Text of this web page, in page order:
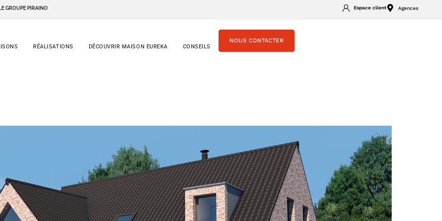
LE GROUPE PIRAINO Espace client Agences
RÉALISATIONS DÉCOUVRIR MAISON EUREKA CONSEILS
NOUS CONTACTER